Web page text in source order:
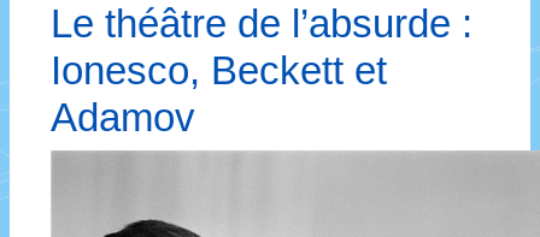
Le théâtre de l’absurde :
Ionesco, Beckett et
Adamov